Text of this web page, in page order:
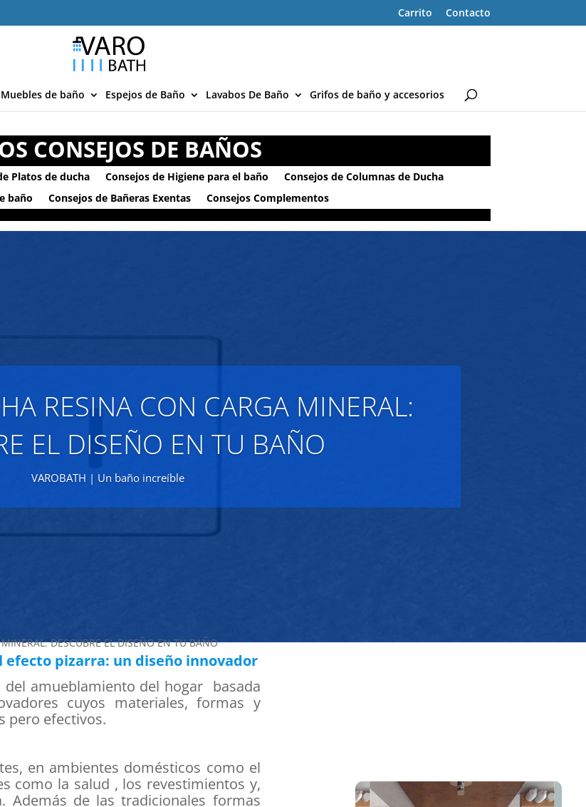
Carrito
Contacto
Muebles de baño Espejos de Baño Lavabos De Baño Grifos de baño y accesorios
CONSEJOS DE BAÑOS
Platos de ducha Consejos de Higiene para el baño
Consejos de Columnas de Ducha
baño
Consejos de Bañeras Exentas Consejos Complementos
RESINA CON CARGA MINERAL:
EL DISEÑO EN TU BAÑO
VAROBATH | Un baño increíble
DESCUBRE EL DISEÑO EN TU BAÑO
efecto pizarra: un diseño innovador
amueblamiento del hogar basada
cuyos materiales, formas y
pero efectivos.
en ambientes domésticos como el
como la salud , los revestimientos y,
de las tradicionales formas